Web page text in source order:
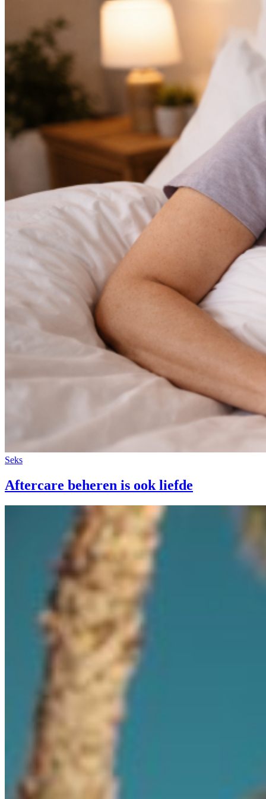
Seks
Aftercare beheren is ook liefde